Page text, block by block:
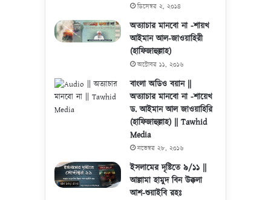
ডিসেম্বর ২, ২০১৪
অত্যাচার মানবো না -শায়খ
আইমান আল-জাওয়াহিরী
(হাফিজাহুল্লাহ)
অক্টোবর ১১, ২০১৬
বাংলা অডিও বয়ান ||
অত্যাচার মানবো না -শায়েখ
ড. আইমান আল জাওয়াহিরি
(হাফিজাহুল্লাহ) || Tawhid
Media
নভেম্বর ২৮, ২০১৬
ইসলামের দৃষ্টিতে ৯/১১ ||
আল্লামা হামুদ বিন উক্কলা
আশ-শুয়াইবি রহঃ